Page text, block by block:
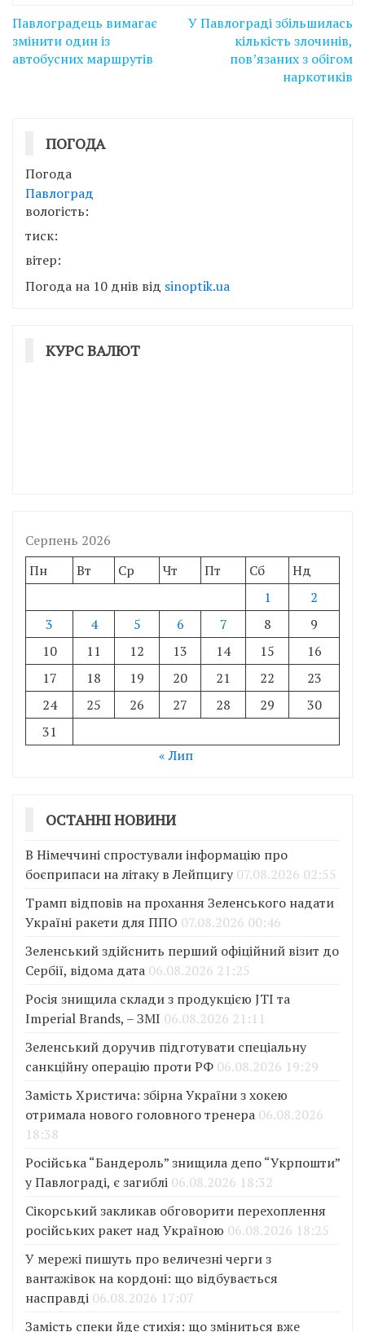
Навігація
записів
Павлоградець вимагає
змінити один із
автобусних маршрутів
У Павлограді збільшилась
кількість злочинів,
пов’язаних з обігом
наркотиків
ПОГОДА
Погода
Павлоград
вологість:
тиск:
вітер:
Погода на 10 днів від sinoptik.ua
КУРС ВАЛЮТ
Серпень 2026
Пн
Вт Ср Чт Пт Сб
Нд
1
2
3
4 5 6 7 8
9
10
11 12 13 14 15
16
17
18 19 20 21 22
23
24
25 26 27 28 29
30
31
« Лип
ОСТАННІ НОВИНИ
В Німеччині спростували інформацію про
боєприпаси на літаку в Лейпцигу 07.08.2026 02:55
Трамп відповів на прохання Зеленського надати
Україні ракети для ППО 07.08.2026 00:46
Зеленський здійснить перший офіційний візит до
Сербії, відома дата 06.08.2026 21:25
Росія знищила склади з продукцією JTI та
Imperial Brands, – ЗМІ 06.08.2026 21:11
Зеленський доручив підготувати спеціальну
санкційну операцію проти РФ 06.08.2026 19:29
Замість Христича: збірна України з хокею
отримала нового головного тренера 06.08.2026
18:38
Російська “Бандероль” знищила депо “Укрпошти”
у Павлограді, є загиблі 06.08.2026 18:32
Сікорський закликав обговорити перехоплення
російських ракет над Україною 06.08.2026 18:25
У мережі пишуть про величезні черги з
вантажівок на кордоні: що відбувається
насправді 06.08.2026 17:07
Замість спеки йде стихія: що зміниться вже